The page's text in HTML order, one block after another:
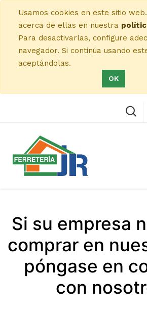
Usamos cookies en este sitio
acerca de ellas en nuestra
Para desactivarlas, configure
navegador. Si continúa usando
aceptándolas.
OK
Si su empresa
comprar en
póngase en
con